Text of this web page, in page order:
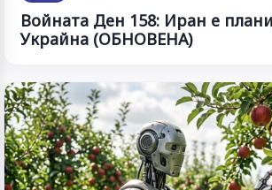
Войната Ден 158: Иран е
Украйна (ОБНОВЕНА)